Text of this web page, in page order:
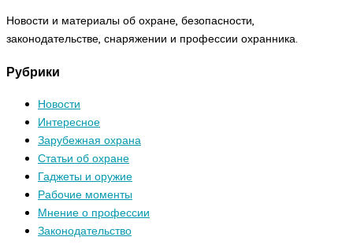
Новости и материалы об охране, безопасности,
законодательстве, снаряжении и профессии охранника.
Рубрики
Новости
Интересное
Зарубежная охрана
Статьи об охране
Гаджеты и оружие
Рабочие моменты
Мнение о профессии
Законодательство